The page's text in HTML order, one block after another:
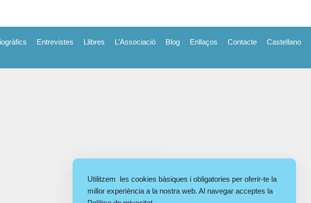
Entrevistes Llibres L’Associació Blog Enllaços Contacte
Castellano
Utilitzem les cookies bàsiques i obligatories per oferir-te la
millor experiència a la nostra web. Al navegar acceptes la